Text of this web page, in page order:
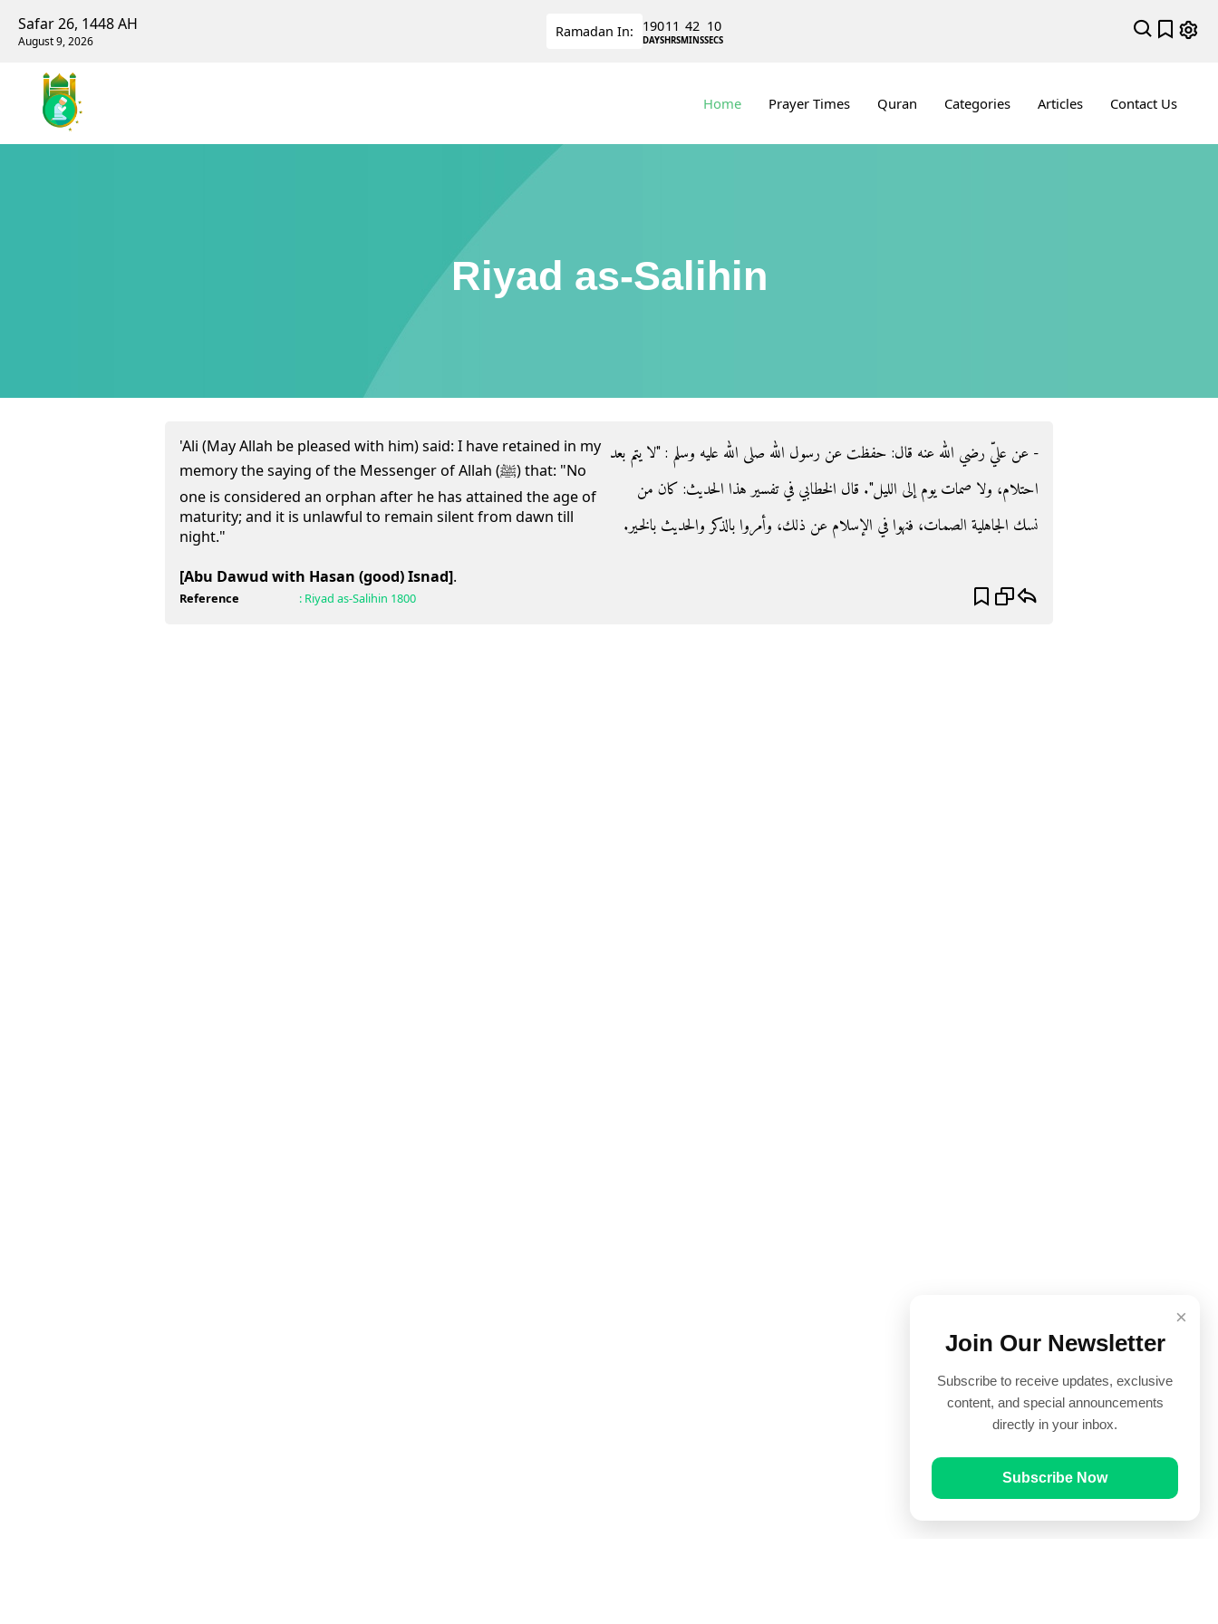
Safar 26, 1448 AH
August 9, 2026
Ramadan In: 190
DAYS
11
HRS
42
MINS
10
SECS
Home Prayer Times Quran Categories Articles Contact Us
Riyad as-Salihin
'Ali (May Allah be pleased with him) said: I have retained in my
memory the saying of the Messenger of Allah (ﷺ) that: "No
one is considered an orphan after he has attained the age of
maturity; and it is unlawful to remain silent from dawn till
night."
[Abu Dawud with Hasan (good) Isnad].
- عن عليّ رضي الله عنه قال‏:‏ حفظت عن رسول الله صلى الله عليه وسلم ‏:‏ ‏"‏لا يتم بعد
احتلام، ولا صمات يوم إلى الليل‏"‏‏.‏ قال الخطابي في تفسير هذا الحديث‏:‏ كان من
نسك الجاهلية الصمات، فنهوا في الإسلام عن ذلك، وأمروا بالذكر والحديث بالخير‏.‏
Reference : Riyad as-Salihin 1800
×
Join Our Newsletter
Subscribe to receive updates, exclusive
content, and special announcements
directly in your inbox.
Subscribe Now